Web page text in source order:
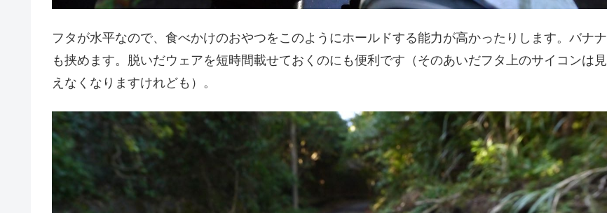
フタが水平なので、食べかけのおやつをこのようにホールドする能力が高かったりします。バナナ
も挟めます。脱いだウェアを短時間載せておくのにも便利です（そのあいだフタ上のサイコンは見
えなくなりますけれども）。